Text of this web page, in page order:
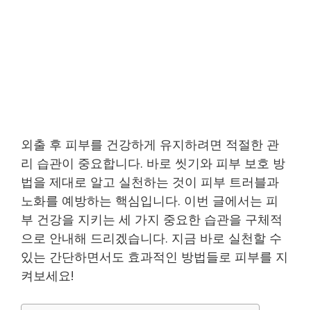
외출 후 피부를 건강하게 유지하려면 적절한 관
리 습관이 중요합니다. 바로 씻기와 피부 보호 방
법을 제대로 알고 실천하는 것이 피부 트러블과
노화를 예방하는 핵심입니다. 이번 글에서는 피
부 건강을 지키는 세 가지 중요한 습관을 구체적
으로 안내해 드리겠습니다. 지금 바로 실천할 수
있는 간단하면서도 효과적인 방법들로 피부를 지
켜보세요!